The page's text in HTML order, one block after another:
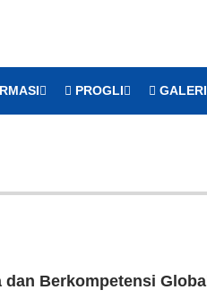
PROGLI GALERI
Berkompetensi Global